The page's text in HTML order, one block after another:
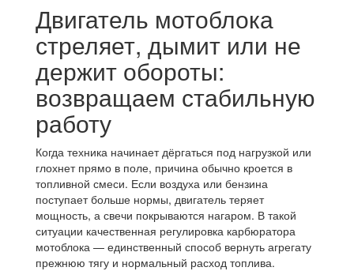
Двигатель мотоблока
стреляет, дымит или не
держит обороты:
возвращаем стабильную
работу
Когда техника начинает дёргаться под нагрузкой или
глохнет прямо в поле, причина обычно кроется в
топливной смеси. Если воздуха или бензина
поступает больше нормы, двигатель теряет
мощность, а свечи покрываются нагаром. В такой
ситуации качественная регулировка карбюратора
мотоблока — единственный способ вернуть агрегату
прежнюю тягу и нормальный расход топлива.